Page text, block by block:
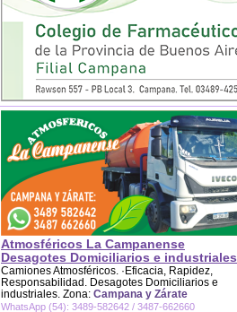
Atmosféricos La Campanense
Desagotes Domiciliarios e industriales
Camiones Atmosféricos. ·Eficacia, Rapidez,
Responsabilidad. Desagotes Domiciliarios e
industriales. Zona: Campana y Zárate
WhatsApp (54): 3489-582642 / 3487-662660